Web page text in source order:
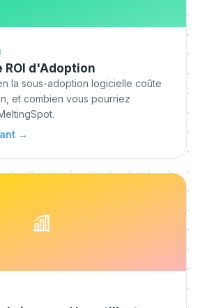
ROI d'Adoption
la sous-adoption logicielle coûte
et combien vous pourriez
→